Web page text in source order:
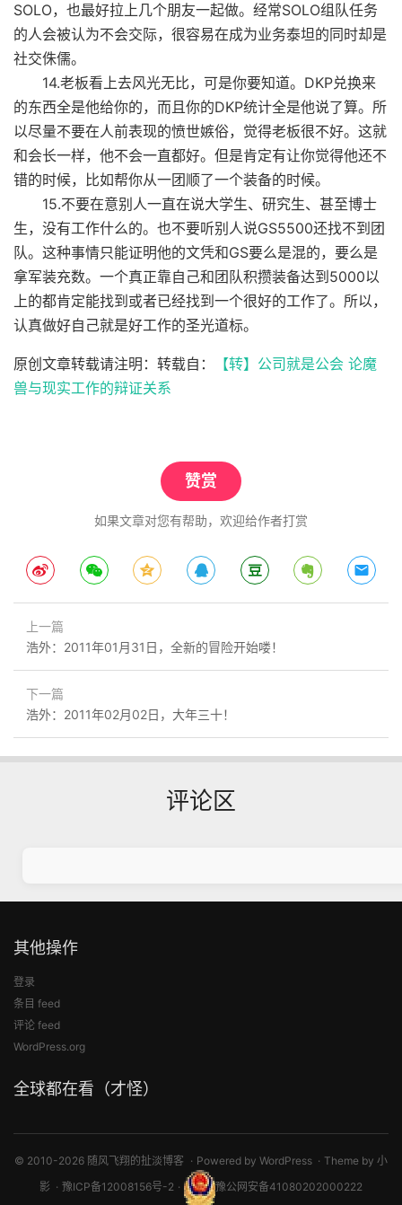
SOLO，也最好拉上几个朋友一起做。经常SOLO组队任务
的人会被认为不会交际，很容易在成为业务泰坦的同时却是
社交侏儒。
14.老板看上去风光无比，可是你要知道。DKP兑换来
的东西全是他给你的，而且你的DKP统计全是他说了算。所
以尽量不要在人前表现的愤世嫉俗，觉得老板很不好。这就
和会长一样，他不会一直都好。但是肯定有让你觉得他还不
错的时候，比如帮你从一团顺了一个装备的时候。
15.不要在意别人一直在说大学生、研究生、甚至博士
生，没有工作什么的。也不要听别人说GS5500还找不到团
队。这种事情只能证明他的文凭和GS要么是混的，要么是
拿军装充数。一个真正靠自己和团队积攒装备达到5000以
上的都肯定能找到或者已经找到一个很好的工作了。所以，
认真做好自己就是好工作的圣光道标。
原创文章转载请注明：转载自：
【转】公司就是公会 论魔
兽与现实工作的辩证关系
赞赏
如果文章对您有帮助，欢迎给作者打赏
上一篇
浩外：2011年01月31日，全新的冒险开始喽！
下一篇
浩外：2011年02月02日，大年三十！
评论区
其他操作
登录
条目 feed
评论 feed
WordPress.org
全球都在看（才怪）
© 2010-2026 随风飞翔的扯淡博客 Powered by WordPress Theme by 小
影
豫ICP备12008156号-2 豫公网安备41080202000222